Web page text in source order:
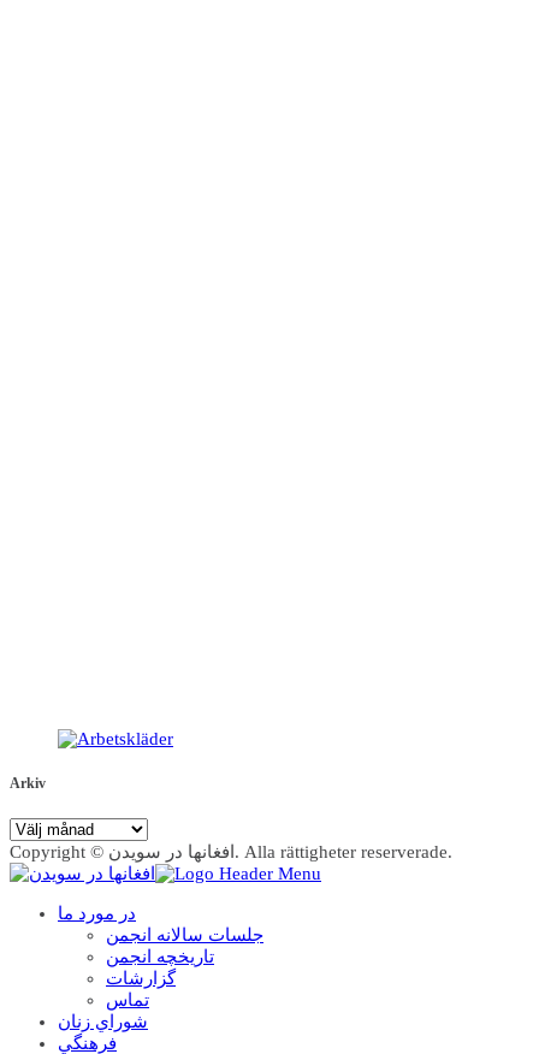
Arkiv
Arkiv
Copyright © افغانها در سویدن. Alla rättigheter reserverade.
در مورد ما
جلسات سالانه انجمن
تاریخچه انجمن
گزارشات
تماس
شوراي زنان
فرهنگي